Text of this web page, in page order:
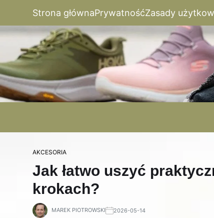
Strona głównaPrywatnośćZasady
AKCESORIA
Jak łatwo uszyć
krokach?
MAREK PIOTROWSKI 2026-05-14